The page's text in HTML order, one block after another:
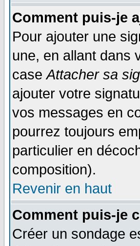
Comment puis-je
Pour ajouter une
une, en allant dans
caseAttacher sa
ajouter votre
vos messages en
pourrez toujours
particulier en
composition).
Revenir en haut
Comment puis-je
Créer un sondage